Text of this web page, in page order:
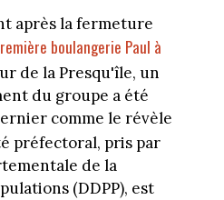
après la fermeture
boulangerie Paul à
de la Presqu'île, un
du groupe a été
comme le révèle
préfectoral, pris par
de la
(DDPP), est